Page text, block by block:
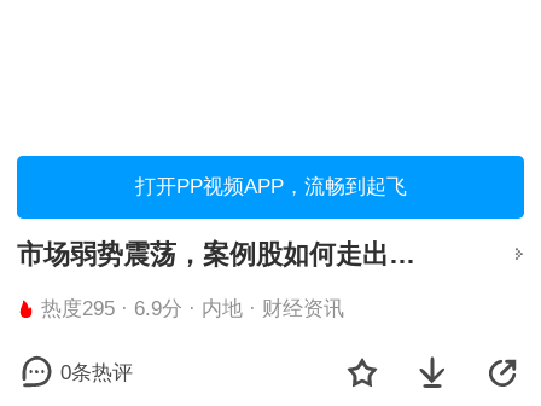
打开PP视频APP，流畅到起飞
市场弱势震荡，案例股如何走出独立行情？
热度295 · 6.9分 · 内地 · 财经资讯
0条热评